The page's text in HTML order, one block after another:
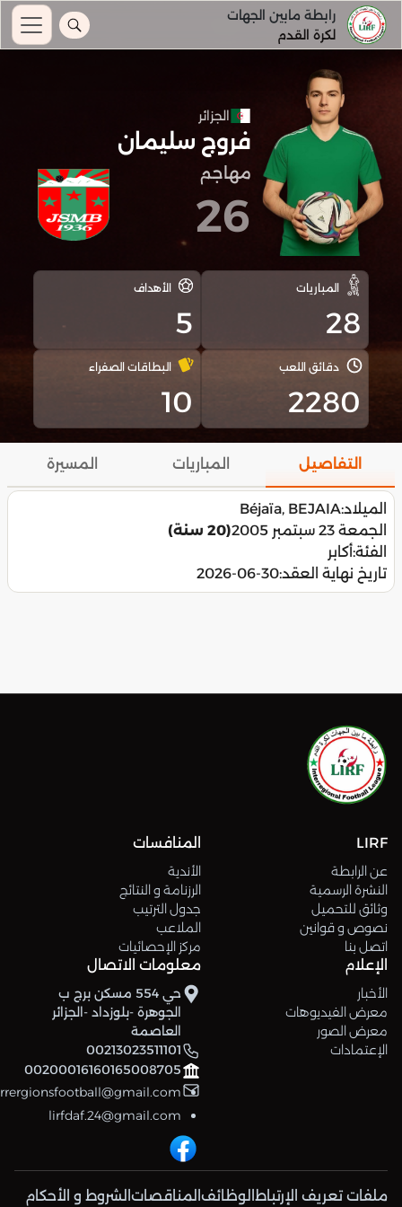
رابطة مابين الجهات
لكرة القدم
الجزائر
فروج سليمان
مهاجم
26
المباريات
28
الأهداف
5
دقائق اللعب
2280
البطاقات الصفراء
10
التفاصيل المباريات المسيرة
الميلاد:Béjaïa, BEJAIA
الجمعة 23 سبتمبر 2005
(20 سنة)
الفئة:أكابر
تاريخ نهاية العقد:2026-06-30
LIRF
عن الرابطة
النشرة الرسمية
وثائق للتحميل
نصوص و قوانين
اتصل بنا
المنافسات
الأندية
الرزنامة و النتائج
جدول الترتيب
الملاعب
مركز الإحصائيات
الإعلام
الأخبار
معرض الفيديوهات
معرض الصور
الإعتمادات
معلومات الاتصال
حي 554 مسكن برج ب
الجوهرة -بلوزداد -الجزائر
العاصمة
00213023511101
00200016160165008705
lirfdaf.24@gmail.com
ملفات تعريف الإرتباط الوظائف المناقصات الشروط و الأحكام